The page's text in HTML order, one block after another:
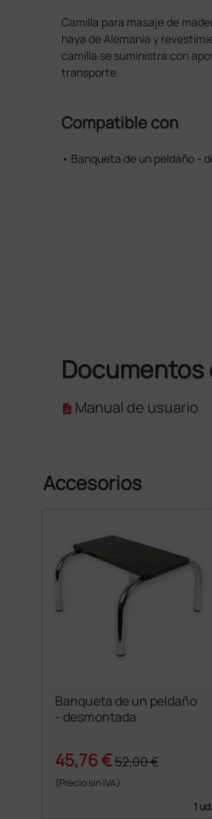
Camilla para masaje de
haya de Alemania y
camilla se suministra con
transporte.
Compatible con
• Banqueta de un peldaño -
Manual de usuario
Accesorios
Banqueta de un peldaño
- desmontada
45,76 €52,00 €
(Precio sin IVA)
1 ud.